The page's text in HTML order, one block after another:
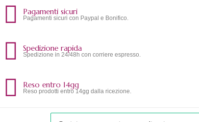
Pagamenti sicuri
Pagamenti sicuri con Paypal e Bonifico.
Spedizione rapida
Spedizione in 24/48h con corriere espresso.
Reso entro 14gg
Reso prodotti entro 14gg dalla ricezione.